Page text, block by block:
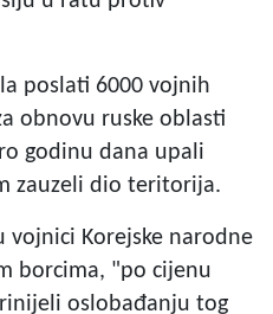
poslati 6000 vojnih
obnovu ruske oblasti
godinu dana upali
zauzeli dio teritorija.
vojnici Korejske narodne
borcima, "po cijenu
oslobađanju tog